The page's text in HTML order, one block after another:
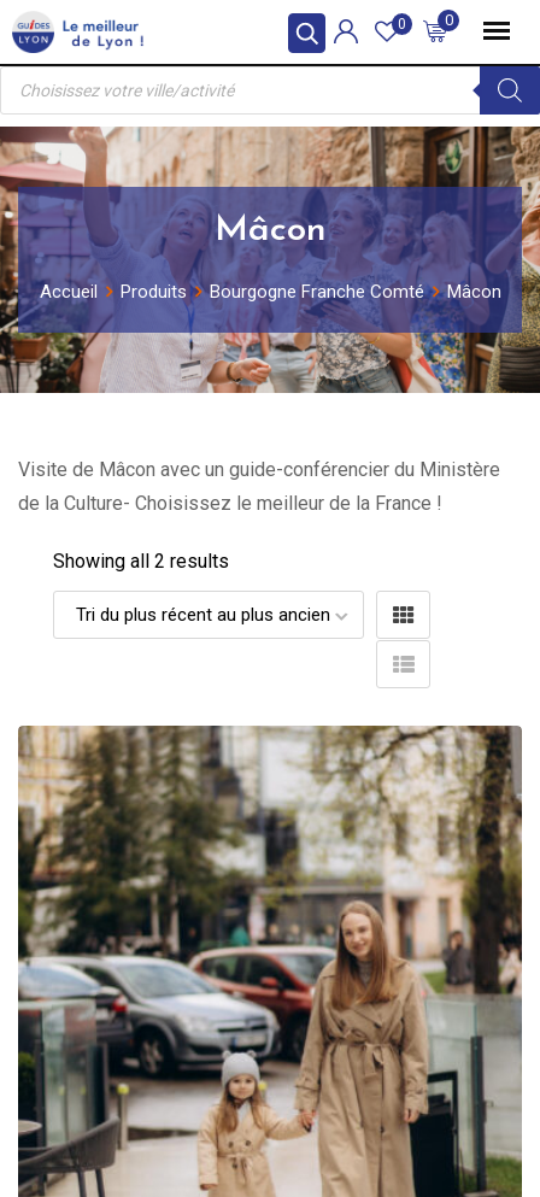
Skip
to
content
0
0
Recherche
produits
Mâcon
Accueil Produits Bourgogne Franche Comté Mâcon
Visite de Mâcon avec un guide-conférencier du Ministère
de la Culture- Choisissez le meilleur de la France !
Showing all 2 results